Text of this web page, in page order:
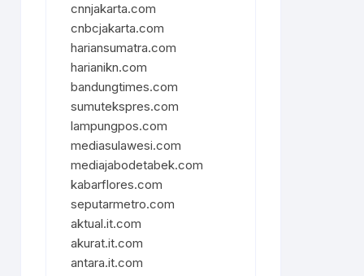
cnnjakarta.com
cnbcjakarta.com
hariansumatra.com
harianikn.com
bandungtimes.com
sumutekspres.com
lampungpos.com
mediasulawesi.com
mediajabodetabek.com
kabarflores.com
seputarmetro.com
aktual.it.com
akurat.it.com
antara.it.com